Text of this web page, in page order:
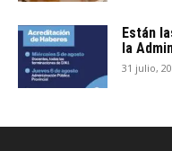
Están
la
31 julio,